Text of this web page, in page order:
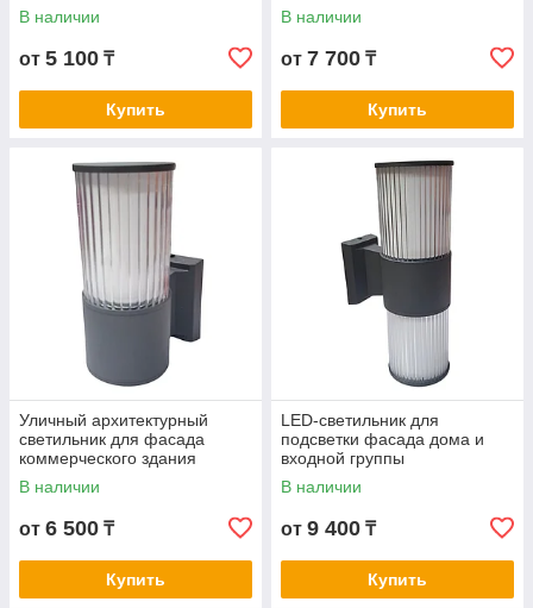
В наличии
от 5 100 ₸
Купить
В наличии
от 7 700 ₸
Купить
Уличный архитектурный
светильник для фасада
коммерческого здания
В наличии
от 6 500 ₸
Купить
LED-светильник для
подсветки фасада дома и
входной группы
В наличии
от 9 400 ₸
Купить